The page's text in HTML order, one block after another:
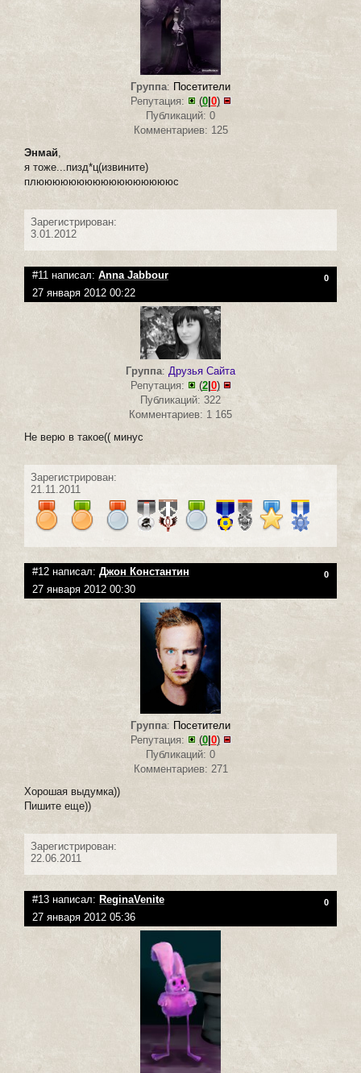
Группа: Посетители
Репутация:
(0|0)
Публикаций: 0
Комментариев: 125
Энмай
я тоже...пизд*ц(извините)
плюююююююююююююююююс
Зарегистрирован:
3.01.2012
#11 написал: Anna Jabbour 0
27 января 2012 00:22
Группа: Друзья Сайта
Репутация:
(2| 0)
Публикаций: 322
Комментариев: 1 165
Не верю в такое(( минус
Зарегистрирован:
21.11.2011
#12 написал: Джон Константин 0
27 января 2012 00:30
Группа: Посетители
Репутация:
(0| 0)
Публикаций: 0
Комментариев: 271
Хорошая выдумка))
Пишите еще))
Зарегистрирован:
22.06.2011
#13 написал: ReginaVenite 0
27 января 2012 05:36